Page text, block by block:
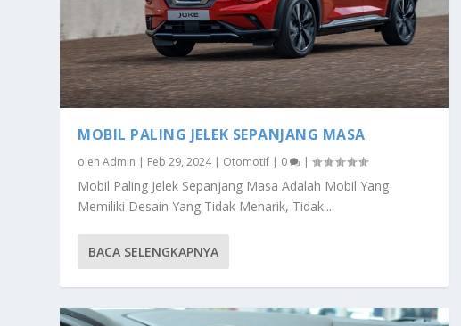
MOBIL PALING JELEK SEPANJANG MASA
olehAdmin | Feb 29, 2024| Otomotif | 0 |
Mobil Paling Jelek Sepanjang Masa Adalah Mobil Yang
Memiliki Desain Yang Tidak Menarik, Tidak...
BACA SELENGKAPNYA